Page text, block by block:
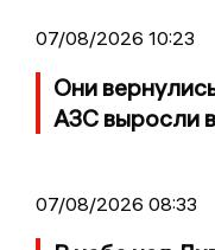
07/08/2026 10:23
Они
АЗС выросли
07/08/2026 08:33